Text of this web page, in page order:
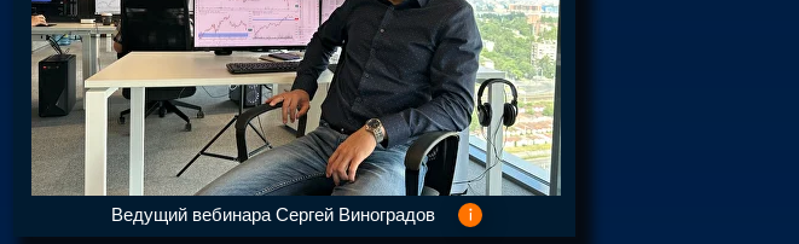
Ведущий вебинара Сергей Виноградов